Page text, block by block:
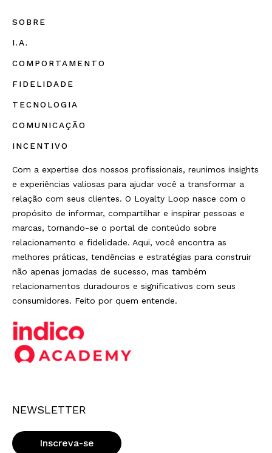
SOBRE
I.A.
COMPORTAMENTO
FIDELIDADE
TECNOLOGIA
COMUNICAÇÃO
INCENTIVO
Com a expertise dos nossos profissionais, reunimos insights
e experiências valiosas para ajudar você a transformar a
relação com seus clientes. O Loyalty Loop nasce com o
propósito de informar, compartilhar e inspirar pessoas e
marcas, tornando-se o portal de conteúdo sobre
relacionamento e fidelidade. Aqui, você encontra as
melhores práticas, tendências e estratégias para construir
não apenas jornadas de sucesso, mas também
relacionamentos duradouros e significativos com seus
consumidores. Feito por quem entende.
NEWSLETTER
Inscreva-se